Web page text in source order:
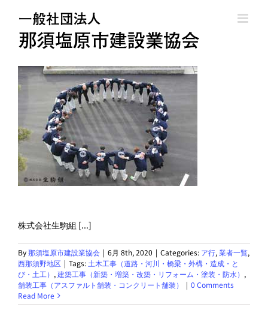
content
株式会社生駒組 [...]
By那須塩原市建設業協会 | 6月 8th, 2020 | Categories: ア行,業者一覧,
西那須野地区 | Tags: 土木工事（道路・河川・橋梁・外構・造成・と
び・土工） ,建築工事（新築・増築・改築・リフォーム・塗装・防水） ,
舗装工事（アスファルト舗装・コンクリート舗装）
| 0 Comments
Read More